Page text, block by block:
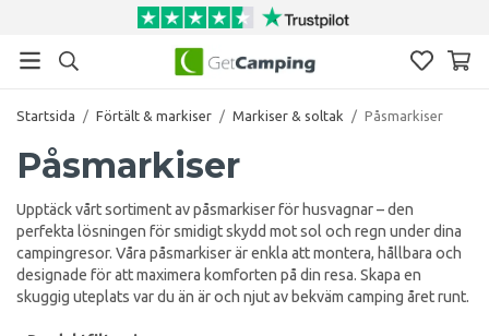
Startsida / Förtält & markiser / Markiser & soltak / Påsmarkiser
Påsmarkiser
Upptäck vårt sortiment av påsmarkiser för husvagnar – den
perfekta lösningen för smidigt skydd mot sol och regn under dina
campingresor. Våra påsmarkiser är enkla att montera, hållbara och
designade för att maximera komforten på din resa. Skapa en
skuggig uteplats var du än är och njut av bekväm camping året runt.